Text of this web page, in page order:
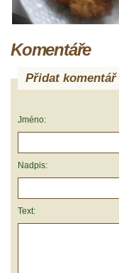
Komentáře
Přidat komentář
Jméno:
Nadpis:
Text: